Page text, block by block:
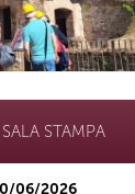
SALA STAMPA
06/2026